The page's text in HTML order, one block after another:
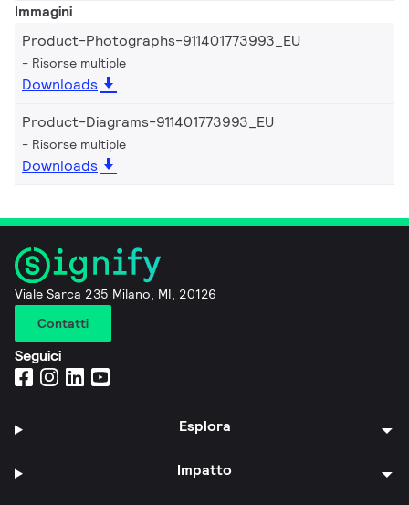
Immagini
Product-Photographs-911401773993_EU
Risorse multiple
Downloads
Product-Diagrams-911401773993_EU
Risorse multiple
Downloads
Viale Sarca 235 Milano, MI, 20126
Contatti
Seguici
Esplora
Impatto